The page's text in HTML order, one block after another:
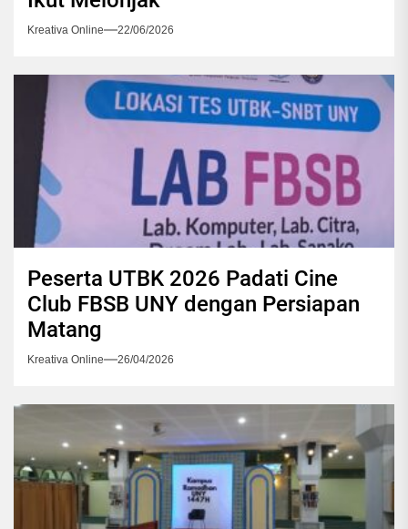
Kreativa Online 22/06/2026
Peserta UTBK 2026 Padati Cine
Club FBSB UNY dengan Persiapan
Matang
Kreativa Online 26/04/2026